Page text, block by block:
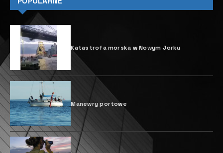
T
o nowa inicjatywa, które gorąco
kibicujemy. Ilość projektów
eksponowanych w halach Arsenału
sprawia że kupujący jachty mogą liczyć
na atrakcje na ekskluzywnym poziomie,
co podbija notowania imprezy i tworzy jej bardzo
przyjazny i ciepły klimat.